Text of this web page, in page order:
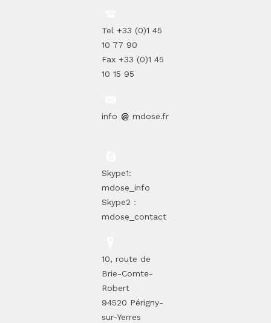
Tel +33 (0)1 45
10 77 90
Fax +33 (0)1 45
10 15 95
info mdose.fr
Skype1:
mdose_info
Skype2 :
mdose_contact
10, route de
Brie-Comte-
Robert
94520 Périgny-
sur-Yerres